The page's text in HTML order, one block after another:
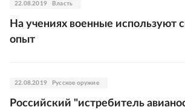
22.08.2019 Власть
На учениях военные используют
опыт
22.08.2019 Русское оружие
Российский "истребитель